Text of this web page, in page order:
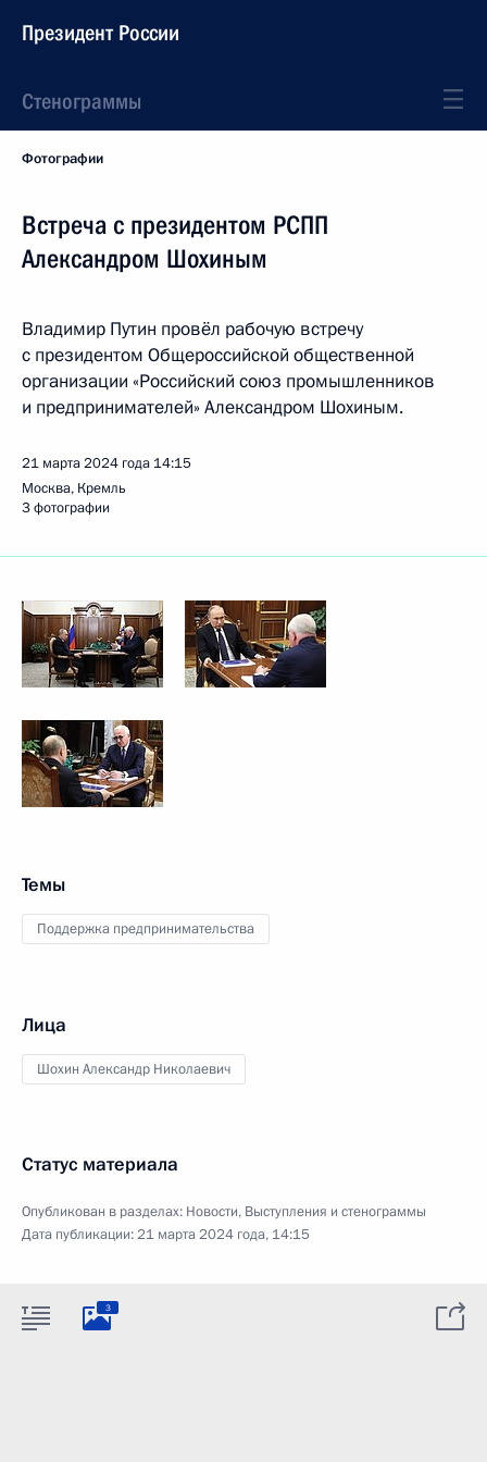
Президент России
Стенограммы
Фотографии
Встреча с президентом РСПП
Александром Шохиным
Владимир Путин провёл рабочую встречу
с президентом Общероссийской общественной
организации «Российский союз промышленников
и предпринимателей» Александром Шохиным.
21 марта 2024 года 14:15
Москва, Кремль
3 фотографии
Темы
Поддержка предпринимательства
Лица
Шохин Александр Николаевич
Статус материала
Опубликован в разделах: Новости, Выступления и стенограммы
Дата публикации:21 марта 2024 года, 14:15
3